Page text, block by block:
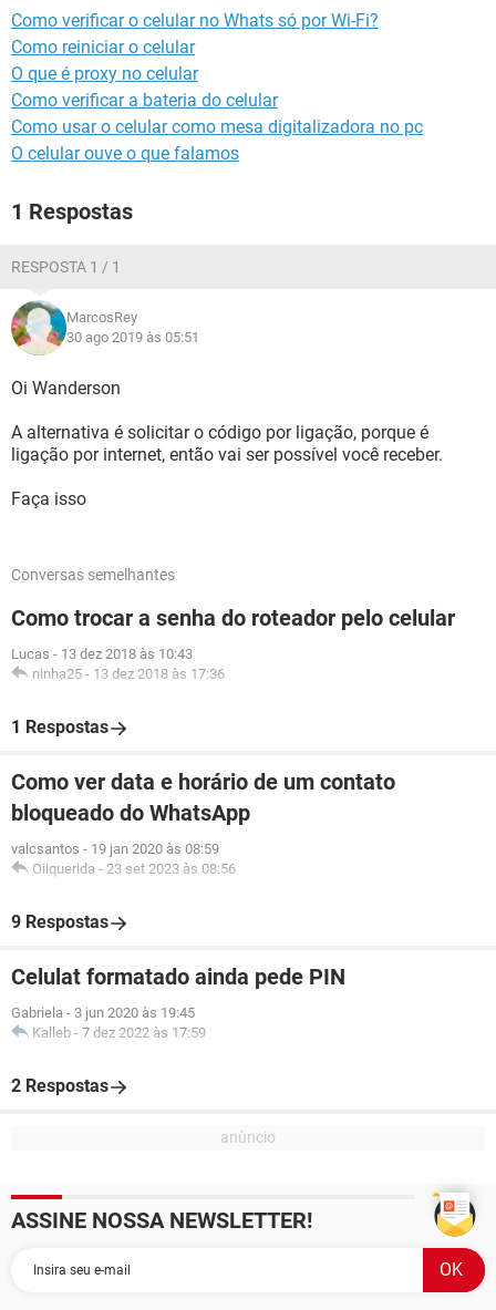
Como verificar o celular no Whats só por Wi-Fi?
Como reiniciar o celular
O que é proxy no celular
Como verificar a bateria do celular
Como usar o celular como mesa digitalizadora no pc
O celular ouve o que falamos
1 Respostas
RESPOSTA 1 / 1
MarcosRey
30 ago 2019 às 05:51
Oi Wanderson
A alternativa é solicitar o código por ligação, porque é
ligação por internet, então vai ser possível você receber.
Faça isso
Conversas semelhantes
Como trocar a senha do roteador pelo celular
Lucas - 13 dez 2018 às 10:43
ninha25 - 13 dez 2018 às 17:36
1 Respostas
Como ver data e horário de um contato
bloqueado do WhatsApp
valcsantos - 19 jan 2020 às 08:59
Oiiquerida - 23 set 2023 às 08:56
9 Respostas
Celulat formatado ainda pede PIN
Gabriela - 3 jun 2020 às 19:45
Kalleb - 7 dez 2022 às 17:59
2 Respostas
ASSINE NOSSA NEWSLETTER!